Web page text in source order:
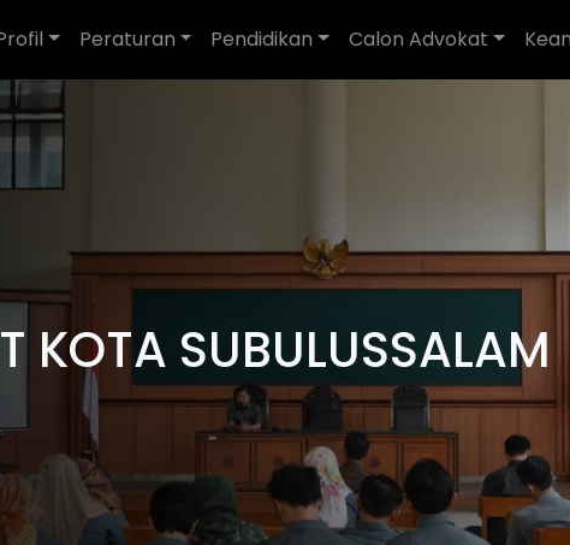
Peraturan Pendidikan Calon Advokat
KOTA SUBULUSSALAM